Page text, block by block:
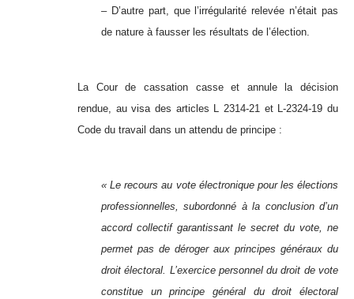
– D’autre part, que l’irrégularité relevée n’était pas
de nature à fausser les résultats de l’élection.
La Cour de cassation casse et annule la décision
rendue, au visa des articles L 2314-21 et L-2324-19 du
Code du travail dans un attendu de principe :
« Le recours au vote électronique pour les élections
professionnelles, subordonné à la conclusion d’un
accord collectif garantissant le secret du vote, ne
permet pas de déroger aux principes généraux du
droit électoral. L’exercice personnel du droit de vote
constitue un principe général du droit électoral